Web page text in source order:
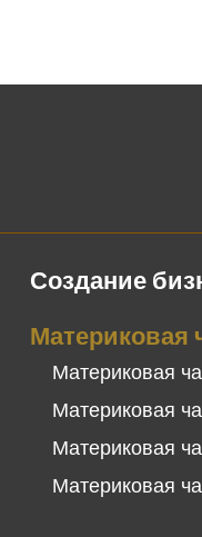
Создание
Материковая
Материковая
Материковая
Материковая
Материковая